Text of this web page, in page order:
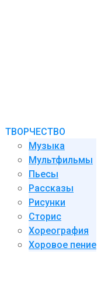
ТВОРЧЕСТВО
Музыка
Мультфильмы
Пьесы
Рассказы
Рисунки
Сторис
Хореография
Хоровое пение